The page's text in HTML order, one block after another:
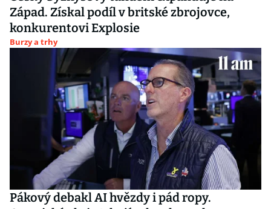
Západ. Získal podíl v britské zbrojovce,
konkurentovi Explosie
Burzy a trhy
Pákový debakl AI hvězdy i pád ropy.